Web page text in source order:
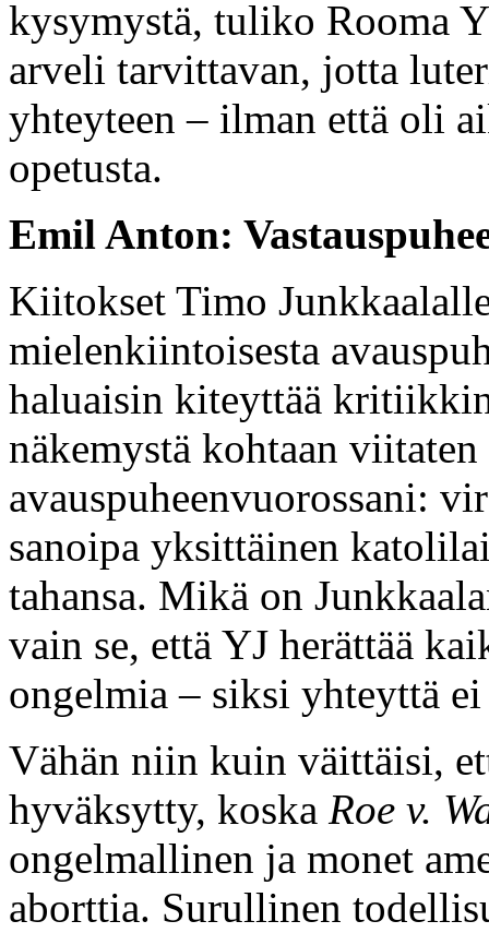
kysymystä, tuliko Rooma
arveli tarvittavan, jotta
yhteyteen – ilman että oli
opetusta.
Emil Anton:
Kiitokset Timo
mielenkiintoisesta
haluaisin kiteyttää
näkemystä kohtaan
avauspuheenvuorossani:
sanoipa yksittäinen
tahansa. Mikä on
vain se, että YJ herättää
ongelmia – siksi yhteyttä
Vähän niin kuin väittäisi,
hyväksytty, koska Roe v.
ongelmallinen ja monet
aborttia. Surullinen